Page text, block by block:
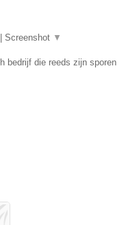
| Screenshot ▼
bedrijf die reeds zijn sporen